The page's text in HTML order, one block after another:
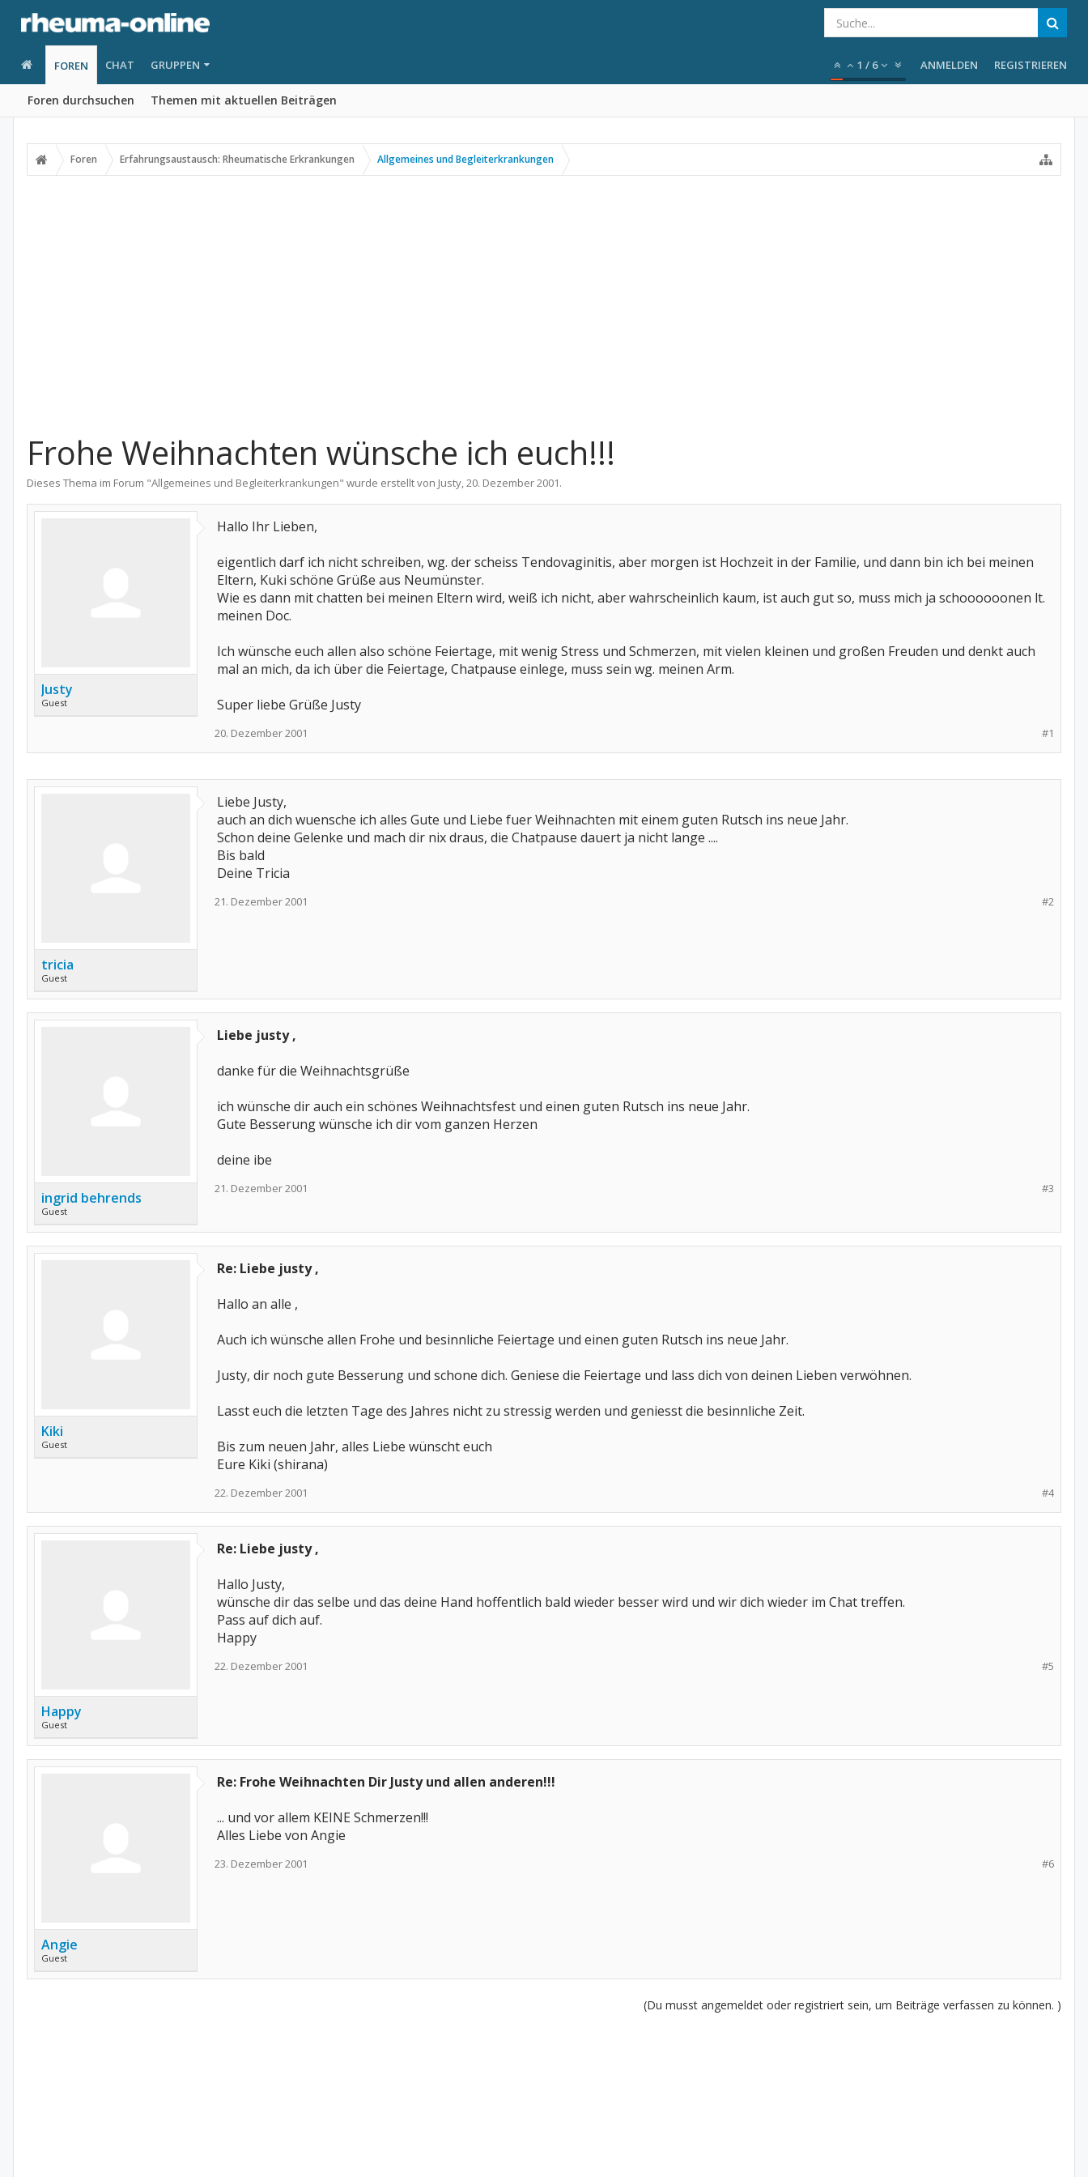
FOREN
Foren durchsuchen Themen mit aktuellen Beiträgen
CHAT GRUPPEN 1 / 6 ANMELDEN REGISTRIEREN
Foren Erfahrungsaustausch: Rheumatische Erkrankungen Allgemeines und Begleiterkrankungen
Frohe Weihnachten wünsche ich euch!!!
Dieses Thema im Forum "Allgemeines und Begleiterkrankungen" wurde erstellt von Justy,20. Dezember 2001.
Justy
Guest
Hallo Ihr Lieben,
eigentlich darf ich nicht schreiben, wg. der scheiss Tendovaginitis, aber morgen ist Hochzeit in der Familie, und dann bin ich bei meinen
Eltern, Kuki schöne Grüße aus Neumünster.
Wie es dann mit chatten bei meinen Eltern wird, weiß ich nicht, aber wahrscheinlich kaum, ist auch gut so, muss mich ja schoooooonen lt.
meinen Doc.
Ich wünsche euch allen also schöne Feiertage, mit wenig Stress und Schmerzen, mit vielen kleinen und großen Freuden und denkt auch
mal an mich, da ich über die Feiertage, Chatpause einlege, muss sein wg. meinen Arm.
Super liebe Grüße Justy
#1
20. Dezember 2001
tricia
Guest
Liebe Justy,
auch an dich wuensche ich alles Gute und Liebe fuer Weihnachten mit einem guten Rutsch ins neue Jahr.
Schon deine Gelenke und mach dir nix draus, die Chatpause dauert ja nicht lange ....
Bis bald
Deine Tricia
#2
21. Dezember 2001
ingrid behrends
Guest
Liebe justy ,
danke für die Weihnachtsgrüße
ich wünsche dir auch ein schönes Weihnachtsfest und einen guten Rutsch ins neue Jahr.
Gute Besserung wünsche ich dir vom ganzen Herzen
deine ibe
#3
21. Dezember 2001
Kiki
Guest
Re: Liebe justy ,
Hallo an alle ,
Auch ich wünsche allen Frohe und besinnliche Feiertage und einen guten Rutsch ins neue Jahr.
Justy, dir noch gute Besserung und schone dich. Geniese die Feiertage und lass dich von deinen Lieben verwöhnen.
Lasst euch die letzten Tage des Jahres nicht zu stressig werden und geniesst die besinnliche Zeit.
Bis zum neuen Jahr, alles Liebe wünscht euch
Eure Kiki (shirana)
#4
22. Dezember 2001
Happy
Guest
Re: Liebe justy ,
Hallo Justy,
wünsche dir das selbe und das deine Hand hoffentlich bald wieder besser wird und wir dich wieder im Chat treffen.
Pass auf dich auf.
Happy
#5
22. Dezember 2001
Angie
Guest
Re: Frohe Weihnachten Dir Justy und allen anderen!!!
... und vor allem KEINE Schmerzen!!!
Alles Liebe von Angie
#6
23. Dezember 2001
(Du musst angemeldet oder registriert sein, um Beiträge verfassen zu können. )